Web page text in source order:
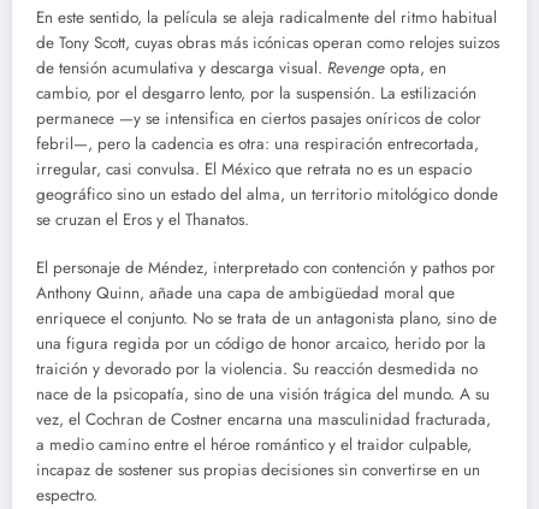
En este sentido, la película se aleja radicalmente del ritmo habitual
de Tony Scott, cuyas obras más icónicas operan como relojes suizos
de tensión acumulativa y descarga visual. Revenge opta, en
cambio, por el desgarro lento, por la suspensión. La estilización
permanece —y se intensifica en ciertos pasajes oníricos de color
febril—, pero la cadencia es otra: una respiración entrecortada,
irregular, casi convulsa. El México que retrata no es un espacio
geográfico sino un estado del alma, un territorio mitológico donde
se cruzan el Eros y el Thanatos.
El personaje de Méndez, interpretado con contención y pathos por
Anthony Quinn, añade una capa de ambigüedad moral que
enriquece el conjunto. No se trata de un antagonista plano, sino de
una figura regida por un código de honor arcaico, herido por la
traición y devorado por la violencia. Su reacción desmedida no
nace de la psicopatía, sino de una visión trágica del mundo. A su
vez, el Cochran de Costner encarna una masculinidad fracturada,
a medio camino entre el héroe romántico y el traidor culpable,
incapaz de sostener sus propias decisiones sin convertirse en un
espectro.